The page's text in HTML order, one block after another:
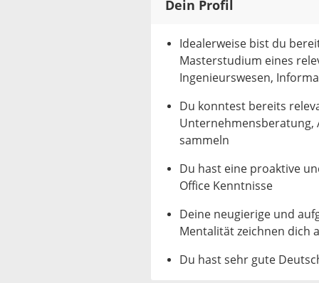
Dein Profil
Idealerweise bist du
Masterstudium eines
Ingenieurswesen,
Du konntest bereits
Unternehmensberatung,
sammeln
Du hast eine proaktive
Office Kenntnisse
Deine neugierige und
Mentalität zeichnen dich
Du hast sehr gute